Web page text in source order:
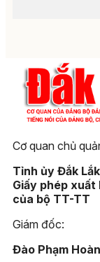
Cơ quan chủ
Tỉnh ủy Đắk Lắk
Giấy phép xuất
của bộ TT-TT
Giám đốc:
Đào Phạm